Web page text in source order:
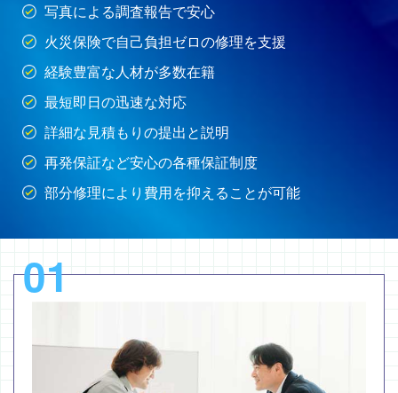
写真による調査報告で安心
火災保険で自己負担ゼロの修理を支援
経験豊富な人材が多数在籍
最短即日の迅速な対応
詳細な見積もりの提出と説明
再発保証など安心の各種保証制度
部分修理により費用を抑えることが可能
01